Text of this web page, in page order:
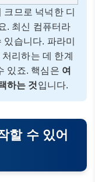
므로 넉넉한 디
. 최신 컴퓨터라
습니다. 파라미
리하는 데 한계
있죠. 핵심은 여
하는 것입니다.
할 수 있어